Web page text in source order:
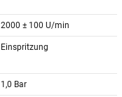
2000 ± 100 U/min
Einspritzung
1,0 Bar